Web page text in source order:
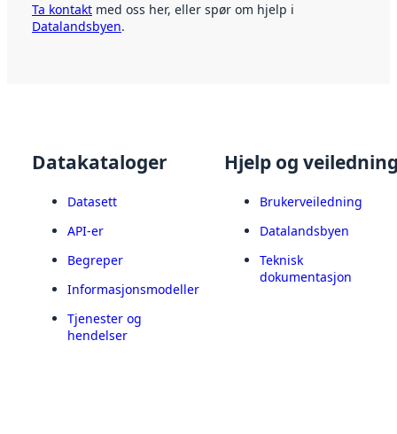
Ta kontakt med oss her, eller spør om hjelp i
Datalandsbyen.
Datakataloger
Datasett
API-er
Begreper
Informasjonsmodeller
Tjenester og
hendelser
Hjelp og
Brukerveiledning
Datalandsbyen
Teknisk
dokumentasjon